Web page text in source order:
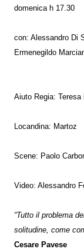
domenica h 17.30
con: Alessandro Di
Ermenegildo
Aiuto Regia: Teresa
Locandina: Martoz
Scene: Paolo
Video: Alessandro
“Tutto il problema
solitudine, come
Cesare Pavese